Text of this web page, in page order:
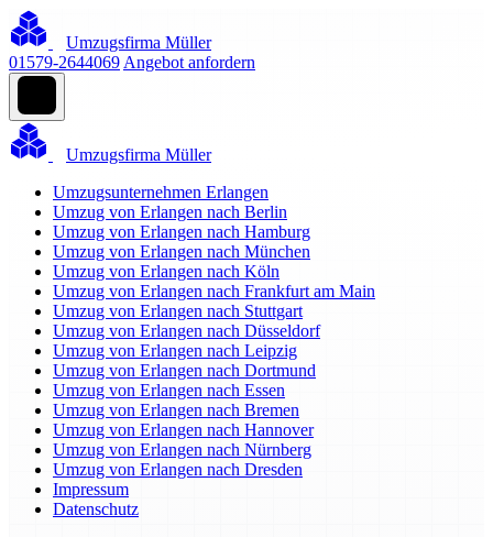
Umzugsfirma Müller
01579-2644069 Angebot anfordern
Umzugsfirma Müller
Umzugsunternehmen Erlangen
Umzug von Erlangen nach Berlin
Umzug von Erlangen nach Hamburg
Umzug von Erlangen nach München
Umzug von Erlangen nach Köln
Umzug von Erlangen nach Frankfurt am Main
Umzug von Erlangen nach Stuttgart
Umzug von Erlangen nach Düsseldorf
Umzug von Erlangen nach Leipzig
Umzug von Erlangen nach Dortmund
Umzug von Erlangen nach Essen
Umzug von Erlangen nach Bremen
Umzug von Erlangen nach Hannover
Umzug von Erlangen nach Nürnberg
Umzug von Erlangen nach Dresden
Impressum
Datenschutz